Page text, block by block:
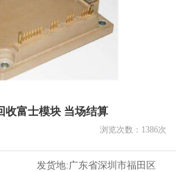
收富士模块 当场结算
浏览次数： 1386次
发货地:广东省深圳市福田区